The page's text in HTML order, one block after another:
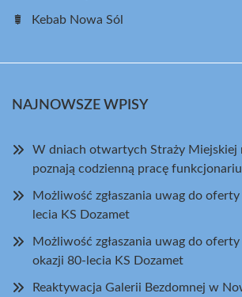
Kebab Nowa Sól
NAJNOWSZE WPISY
W dniach otwartych Straży Miejskiej
poznają codzienną pracę
Możliwość zgłaszania uwag do
lecia KS Dozamet
Możliwość zgłaszania uwag do
okazji 80-lecia KS Dozamet
Reaktywacja Galerii Bezdomnej w